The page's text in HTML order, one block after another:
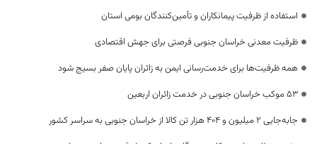
استفاده از ظرفیت پیمانکاران و تأمین‌کنندگان بومی استان
ظرفیت معدنی خراسان جنوبی فرصتی برای جهش اقتصادی
همه ظرفیت‌ها برای خدمت‌رسانی ایمن به زائران پایان صفر بسیج شود
53 موکب خراسان جنوبی در خدمت زائران اربعین
جابه‌جایی 2 میلیون و 404 هزار تن کالا از خراسان جنوبی به سراسر کشور